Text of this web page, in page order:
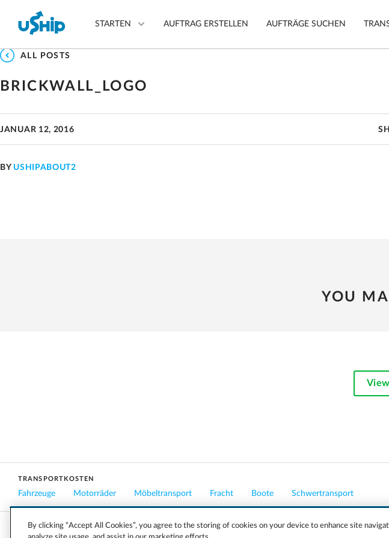
STARTEN
vergleichen
Mobile App
AUFTRAG ERSTELLEN AUFTRÄGE SUCHEN
ALL POSTS
BRICKWALL_LOGO
JANUAR 12, 2016
BY USHIPABOUT2
YOU
TRANSPORTKOSTEN
Fahrzeuge Motorräder Möbeltransport Fracht Boote Schwertransport
By clicking “Accept All Cookies”, you agree to the storing of cookies on your device to enhance site